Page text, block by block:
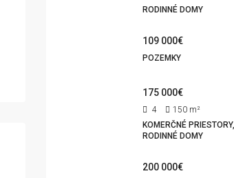
RODINNÉ DOMY
109 000€
POZEMKY
175 000€
4 150 m²
KOMERČNÉ PRIESTORY,
RODINNÉ DOMY
200 000€